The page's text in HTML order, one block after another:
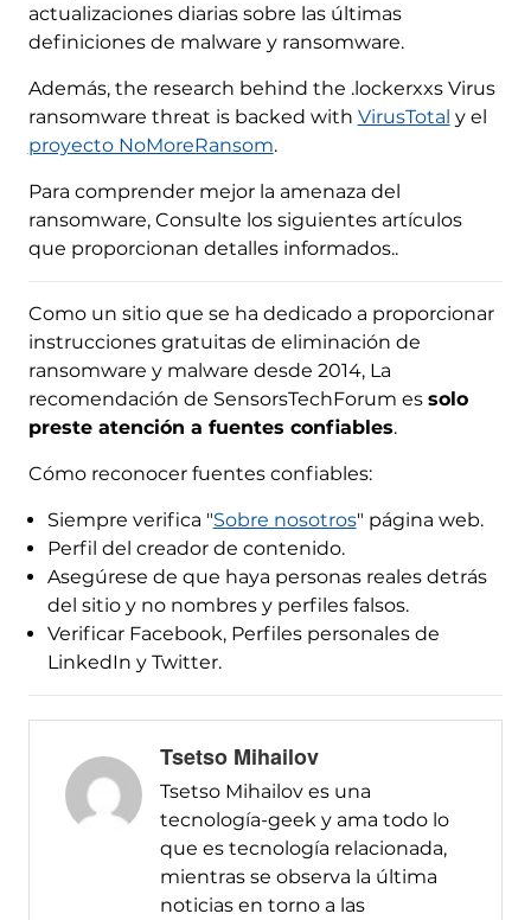
actualizaciones diarias sobre las últimas
definiciones de malware y ransomware.
Además, the research behind the .lockerxxs Virus
ransomware threat is backed with VirusTotal y el
proyecto NoMoreRansom.
Para comprender mejor la amenaza del
ransomware, Consulte los siguientes artículos
que proporcionan detalles informados..
Como un sitio que se ha dedicado a proporcionar
instrucciones gratuitas de eliminación de
ransomware y malware desde 2014, La
recomendación de SensorsTechForum es solo
preste atención a fuentes confiables.
Cómo reconocer fuentes confiables:
Siempre verifica "Sobre nosotros" página web.
Perfil del creador de contenido.
Asegúrese de que haya personas reales detrás
del sitio y no nombres y perfiles falsos.
Verificar Facebook, Perfiles personales de
LinkedIn y Twitter.
Tsetso Mihailov
Tsetso Mihailov es una
tecnología-geek y ama todo lo
que es tecnología relacionada,
mientras se observa la última
noticias en torno a las